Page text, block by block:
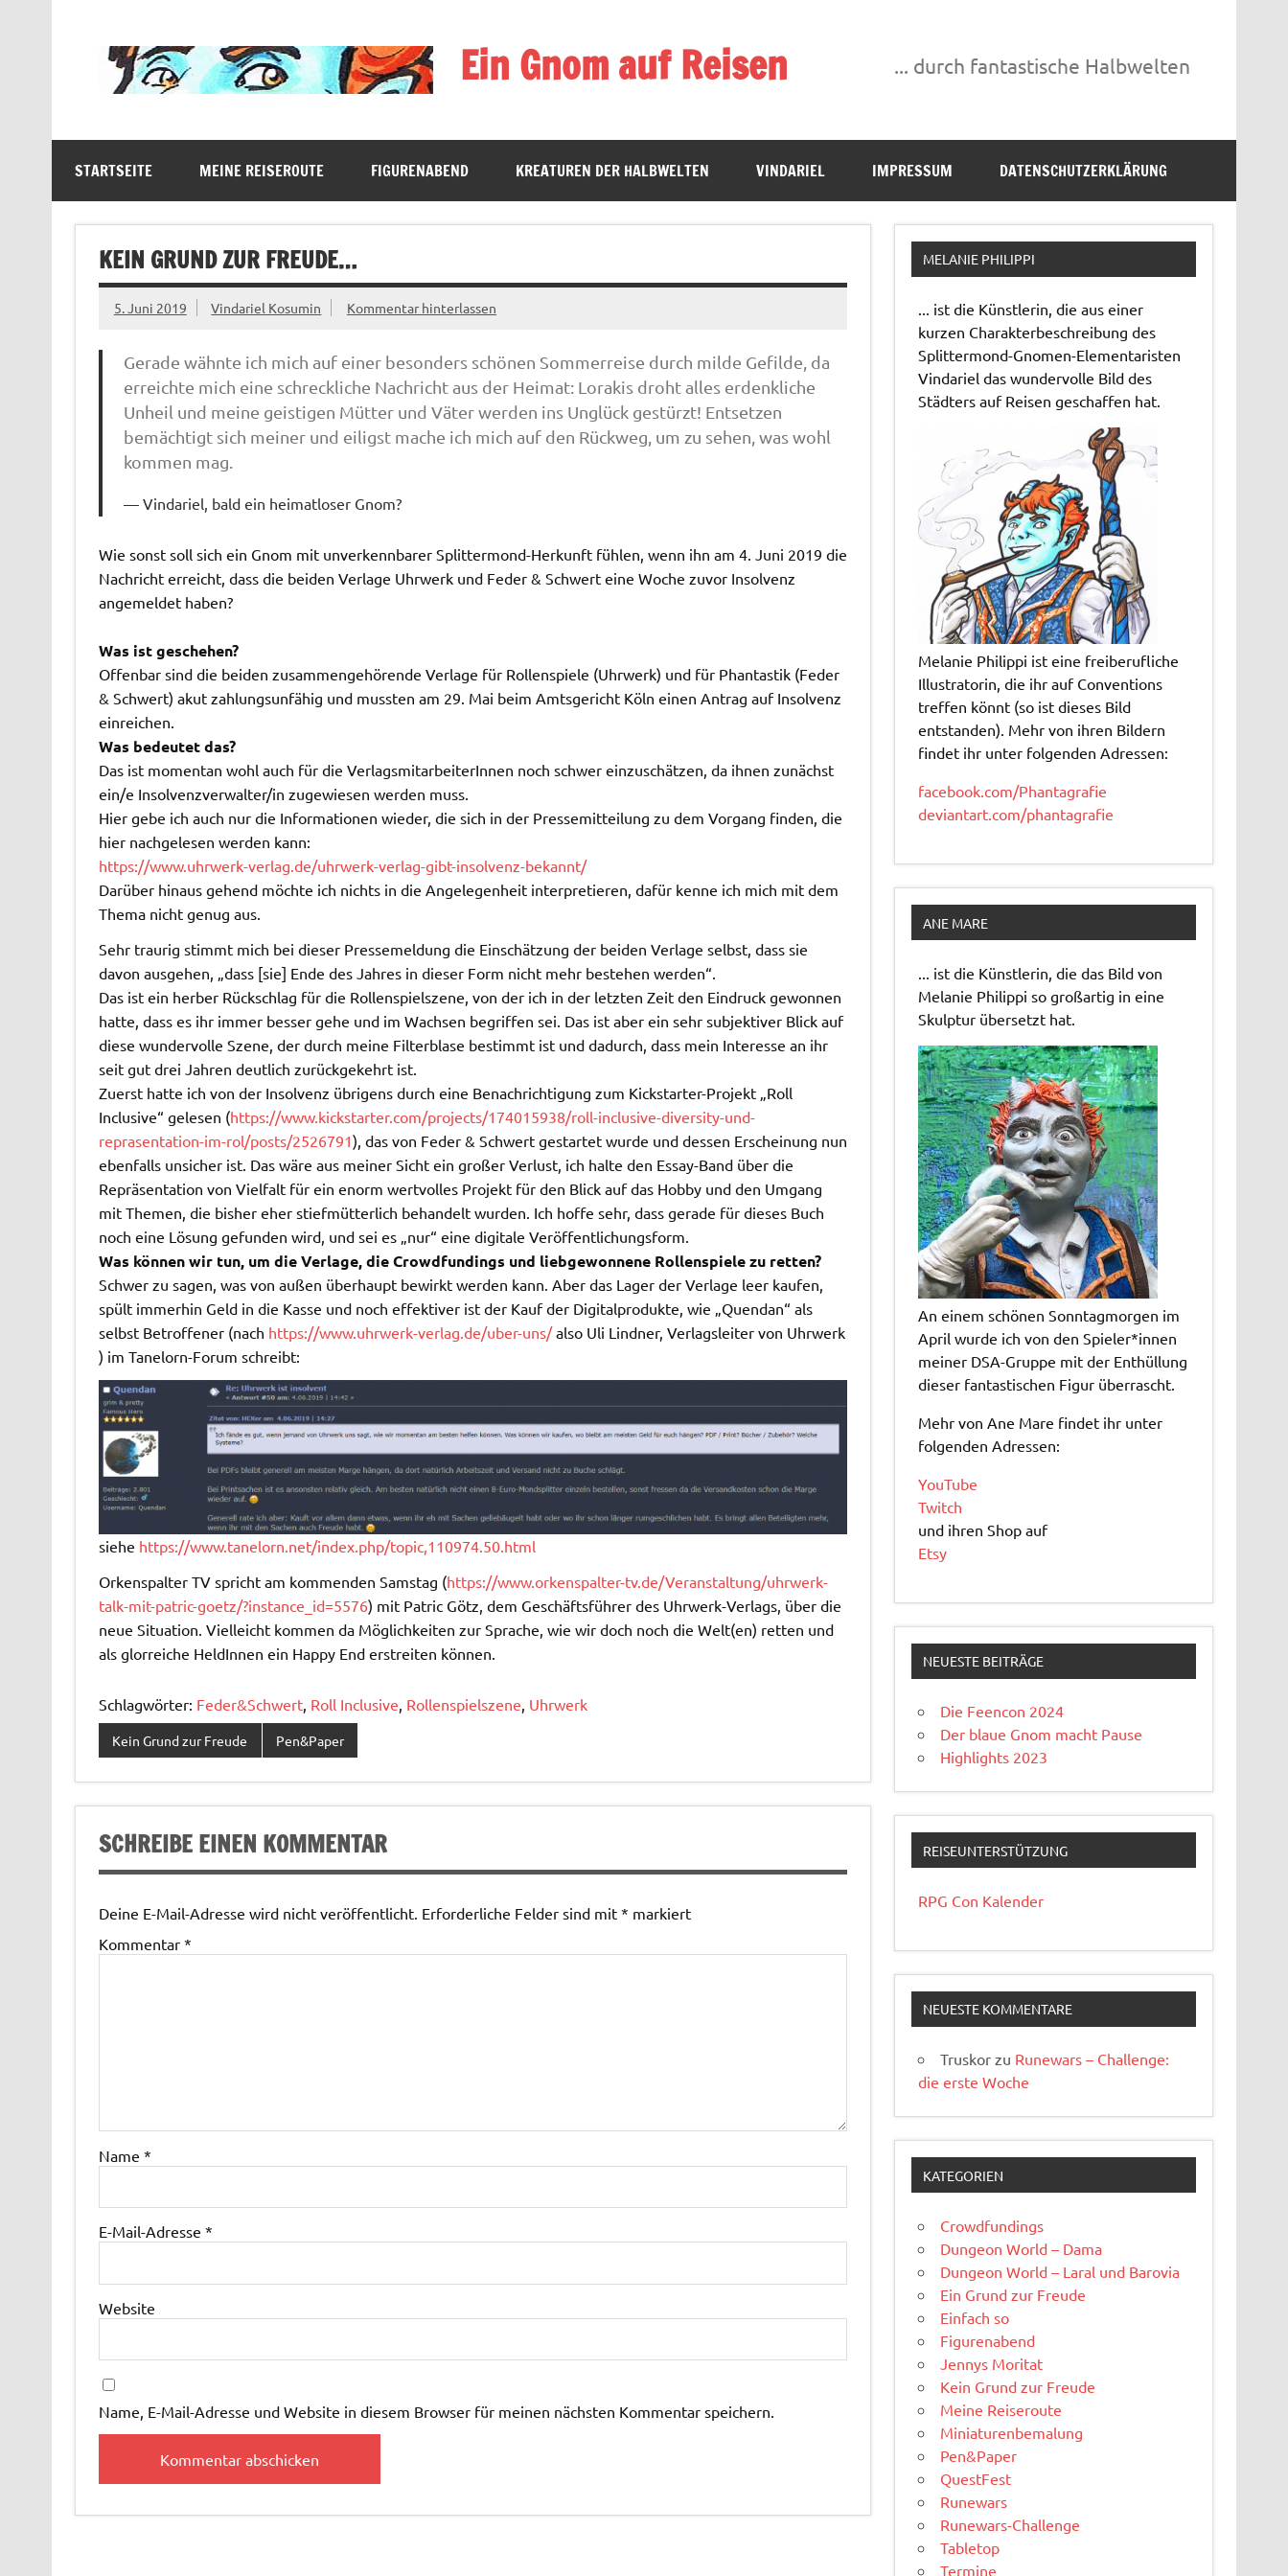
Ein Gnom auf Reisen ... durch fantastische Halbwelten
STARTSEITE MEINE REISEROUTE FIGURENABEND KREATUREN DER HALBWELTEN VINDARIEL IMPRESSUM DATENSCHUTZERKLÄRUNG
KEIN GRUND ZUR FREUDE…
5. Juni 2019 Vindariel Kosumin Kommentar hinterlassen
Gerade wähnte ich mich auf einer besonders schönen Sommerreise durch milde Gefilde, da
erreichte mich eine schreckliche Nachricht aus der Heimat: Lorakis droht alles erdenkliche
Unheil und meine geistigen Mütter und Väter werden ins Unglück gestürzt! Entsetzen
bemächtigt sich meiner und eiligst mache ich mich auf den Rückweg, um zu sehen, was wohl
kommen mag.
Vindariel, bald ein heimatloser Gnom?
Wie sonst soll sich ein Gnom mit unverkennbarer Splittermond-Herkunft fühlen, wenn ihn am 4. Juni 2019 die
Nachricht erreicht, dass die beiden Verlage Uhrwerk und Feder & Schwert eine Woche zuvor Insolvenz
angemeldet haben?
Was ist geschehen?
Offenbar sind die beiden zusammengehörende Verlage für Rollenspiele (Uhrwerk) und für Phantastik (Feder
& Schwert) akut zahlungsunfähig und mussten am 29. Mai beim Amtsgericht Köln einen Antrag auf Insolvenz
einreichen.
Was bedeutet das?
Das ist momentan wohl auch für die VerlagsmitarbeiterInnen noch schwer einzuschätzen, da ihnen zunächst
ein/e Insolvenzverwalter/in zugewiesen werden muss.
Hier gebe ich auch nur die Informationen wieder, die sich in der Pressemitteilung zu dem Vorgang finden, die
hier nachgelesen werden kann:
https://www.uhrwerk-verlag.de/uhrwerk-verlag-gibt-insolvenz-bekannt/
Darüber hinaus gehend möchte ich nichts in die Angelegenheit interpretieren, dafür kenne ich mich mit dem
Thema nicht genug aus.
Sehr traurig stimmt mich bei dieser Pressemeldung die Einschätzung der beiden Verlage selbst, dass sie
davon ausgehen, „dass [sie] Ende des Jahres in dieser Form nicht mehr bestehen werden“.
Das ist ein herber Rückschlag für die Rollenspielszene, von der ich in der letzten Zeit den Eindruck gewonnen
hatte, dass es ihr immer besser gehe und im Wachsen begriffen sei. Das ist aber ein sehr subjektiver Blick auf
diese wundervolle Szene, der durch meine Filterblase bestimmt ist und dadurch, dass mein Interesse an ihr
seit gut drei Jahren deutlich zurückgekehrt ist.
Zuerst hatte ich von der Insolvenz übrigens durch eine Benachrichtigung zum Kickstarter-Projekt „Roll
Inclusive“ gelesen (https://www.kickstarter.com/projects/174015938/roll-inclusive-diversity-und-
reprasentation-im-rol/posts/2526791), das von Feder & Schwert gestartet wurde und dessen Erscheinung nun
ebenfalls unsicher ist. Das wäre aus meiner Sicht ein großer Verlust, ich halte den Essay-Band über die
Repräsentation von Vielfalt für ein enorm wertvolles Projekt für den Blick auf das Hobby und den Umgang
mit Themen, die bisher eher stiefmütterlich behandelt wurden. Ich hoffe sehr, dass gerade für dieses Buch
noch eine Lösung gefunden wird, und sei es „nur“ eine digitale Veröffentlichungsform.
Was können wir tun, um die Verlage, die Crowdfundings und liebgewonnene Rollenspiele zu retten?
Schwer zu sagen, was von außen überhaupt bewirkt werden kann. Aber das Lager der Verlage leer kaufen,
spült immerhin Geld in die Kasse und noch effektiver ist der Kauf der Digitalprodukte, wie „Quendan“ als
selbst Betroffener (nach https://www.uhrwerk-verlag.de/uber-uns/also Uli Lindner, Verlagsleiter von Uhrwerk
) im Tanelorn-Forum schreibt:
siehe https://www.tanelorn.net/index.php/topic,110974.50.html
Orkenspalter TV spricht am kommenden Samstag (https://www.orkenspalter-tv.de/Veranstaltung/uhrwerk-
talk-mit-patric-goetz/?instance_id=5576) mit Patric Götz, dem Geschäftsführer des Uhrwerk-Verlags, über die
neue Situation. Vielleicht kommen da Möglichkeiten zur Sprache, wie wir doch noch die Welt(en) retten und
als glorreiche HeldInnen ein Happy End erstreiten können.
Schlagwörter: Feder&Schwert, Roll Inclusive, Rollenspielszene, Uhrwerk
Kein Grund zur Freude Pen&Paper
SCHREIBE EINEN KOMMENTAR
Deine E-Mail-Adresse wird nicht veröffentlicht. Erforderliche Felder sind mit * markiert
Kommentar *
Name *
E-Mail-Adresse *
Website
Name, E-Mail-Adresse und Website in diesem Browser für meinen nächsten Kommentar speichern.
MELANIE PHILIPPI
... ist die Künstlerin, die aus einer
kurzen Charakterbeschreibung des
Splittermond-Gnomen-Elementaristen
Vindariel das wundervolle Bild des
Städters auf Reisen geschaffen hat.
Melanie Philippi ist eine freiberufliche
Illustratorin, die ihr auf Conventions
treffen könnt (so ist dieses Bild
entstanden). Mehr von ihren Bildern
findet ihr unter folgenden Adressen:
facebook.com/Phantagrafie
deviantart.com/phantagrafie
ANE MARE
... ist die Künstlerin, die das Bild von
Melanie Philippi so großartig in eine
Skulptur übersetzt hat.
An einem schönen Sonntagmorgen im
April wurde ich von den Spieler*innen
meiner DSA-Gruppe mit der Enthüllung
dieser fantastischen Figur überrascht.
Mehr von Ane Mare findet ihr unter
folgenden Adressen:
YouTube
Twitch
und ihren Shop auf
Etsy
NEUESTE BEITRÄGE
Die Feencon 2024
Der blaue Gnom macht Pause
Highlights 2023
REISEUNTERSTÜTZUNG
RPG Con Kalender
NEUESTE KOMMENTARE
Truskor zu Runewars – Challenge:
die erste Woche
KATEGORIEN
Crowdfundings
Dungeon World – Dama
Dungeon World – Laral und Barovia
Ein Grund zur Freude
Einfach so
Figurenabend
Jennys Moritat
Kein Grund zur Freude
Meine Reiseroute
Miniaturenbemalung
Pen&Paper
QuestFest
Runewars
Runewars-Challenge
Tabletop
Termine